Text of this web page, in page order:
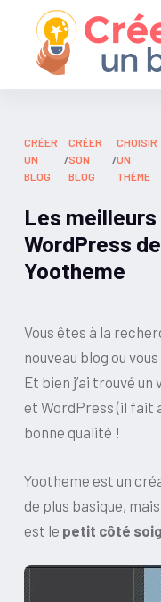
a
o
CRÉER
UN
BLOG
/
CRÉER
SON
BLOG
/
CHOISIR
UN
THÈME
Les
WordPress
Yootheme
Vous êtes à la
nouveau blog ou
Et bien j’ai trouvé
et WordPress (il fait
bonne qualité !
Yootheme est un
de plus basique,
est le petit côté